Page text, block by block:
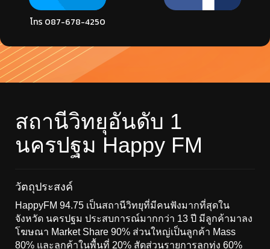
โทร 087-678-4250
สถานีวิทยุอันดับ 1
นครปฐม Happy FM
วัตถุประสงค์
HappyFM 94.75 เป็นสถานีวิทยุที่มีคนฟังมากที่สุดใน
จังหวัด นครปฐม ประสบการณ์มากกว่า 13 ปี มีลูกค้ามาลง
โฆษณา Market Share 90% ส่วนใหญ่เป็นลูกค้า Mass
80% และลูกค้าในพื้นที่ 20% สัดส่วนรายการลูกทุ่ง 60%